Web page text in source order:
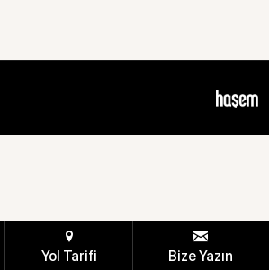
Yol Tarifi Bize Yazın